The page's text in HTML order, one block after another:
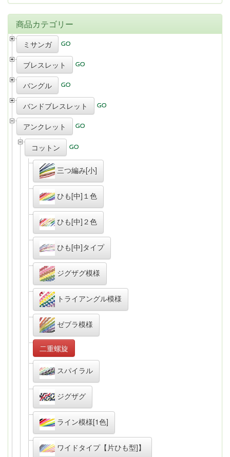
商品カテゴリー
ミサンガ
ブレスレット
バングル
バンドブレスレット
アンクレット
コットン
三つ編み[小]
ひも[中]１色
ひも[中]２色
ひも[中]タイプ
ジグザグ模様
トライアングル模様
ゼブラ模様
二重螺旋
スパイラル
ジグザグ
ライン模様[1色]
ワイドタイプ【片ひも型]】